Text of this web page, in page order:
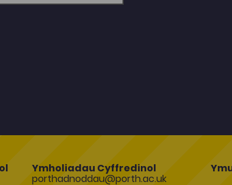
Ymholiadau Cyffredinol
porthadnoddau@porth.ac.uk